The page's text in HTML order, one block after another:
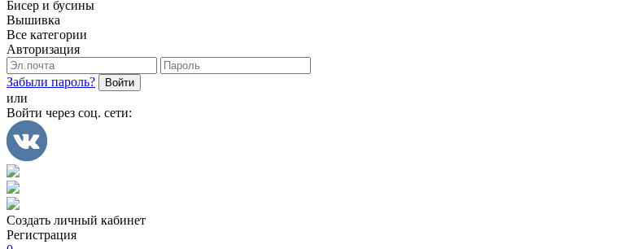
Бисер и бусины
Вышивка
Все категории
Авторизация
Забыли пароль? Войти
или
Войти через соц. сети:
Создать личный кабинет
Регистрация